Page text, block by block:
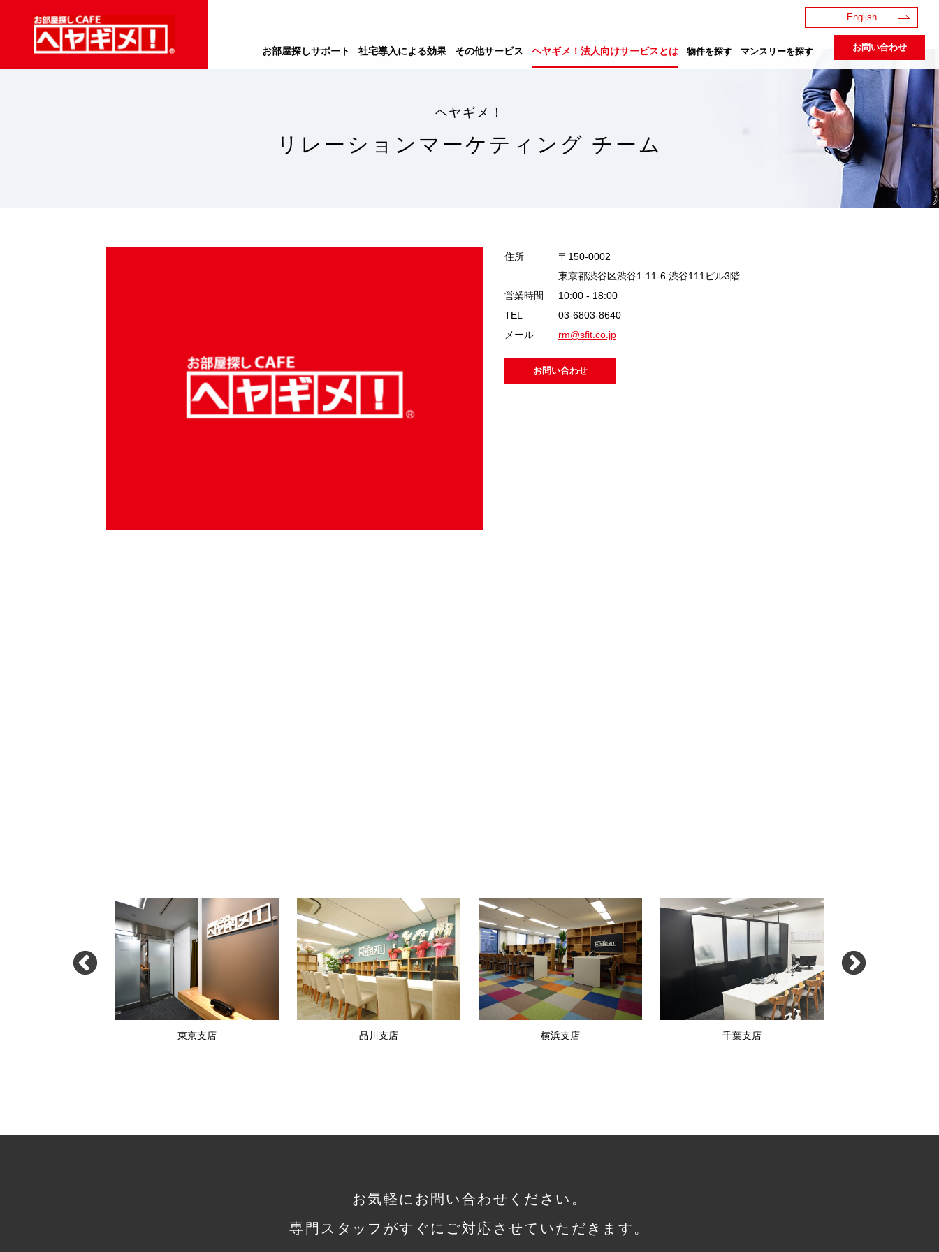
お部屋探しサポート 社宅導入による効果 その他サービス ヘヤギメ！法人向けサービスとは 物件を探す マンスリーを探す お問い合わせ
English
ヘヤギメ！
リレーションマーケティング チーム
住所
〒150-0002
東京都渋谷区渋谷1-11-6 渋谷111ビル3階
営業時間
10:00 - 18:00
TEL
03-6803-8640
メール
rm@sfit.co.jp
お問い合わせ
東京支店 品川支店 横浜支店 千葉支店
お気軽にお問い合わせください。
専門スタッフがすぐに ご対応させていただきます。